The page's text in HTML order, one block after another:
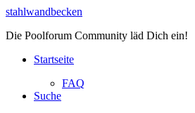
stahlwandbecken
Die Poolforum Community läd Dich ein!
Startseite
FAQ
Suche